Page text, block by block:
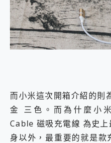
而小米這次開箱介紹的則
金 三色。而為什麼小
Cable 磁吸充電線 為史
身以外，最重要的就是款